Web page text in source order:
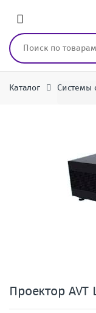
Искать:
Каталог Системы
Проектор AVT